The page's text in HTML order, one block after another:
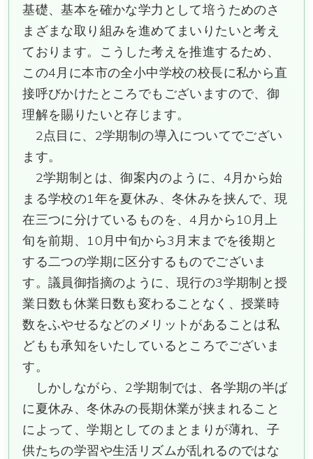
基礎、基本を確かな学力として培うためのさ
まざまな取り組みを進めてまいりたいと考え
ております。こうした考えを推進するため、
この4月に本市の全小中学校の校長に私から直
接呼びかけたところでもございますので、御
理解を賜りたいと存じます。
2点目に、2学期制の導入についてでござい
ます。
2学期制とは、御案内のように、4月から始
まる学校の1年を夏休み、冬休みを挟んで、現
在三つに分けているものを、4月から10月上
旬を前期、10月中旬から3月末までを後期と
する二つの学期に区分するものでございま
す。議員御指摘のように、現行の3学期制と授
業日数も休業日数も変わることなく、授業時
数をふやせるなどのメリットがあることは私
どもも承知をいたしているところでございま
す。
しかしながら、2学期制では、各学期の半ば
に夏休み、冬休みの長期休業が挟まれること
によって、学期としてのまとまりが薄れ、子
供たちの学習や生活リズムが乱れるのではな